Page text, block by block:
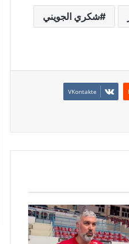
شكري الجويني